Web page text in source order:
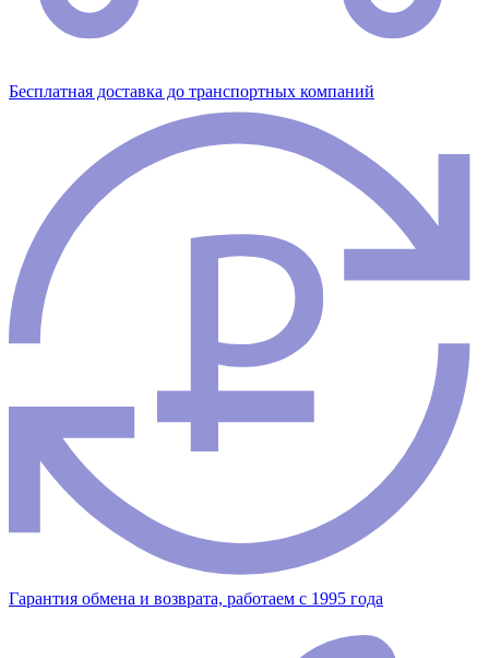
Бесплатная доставка до транспортных компаний
Гарантия обмена и возврата, работаем с 1995 года